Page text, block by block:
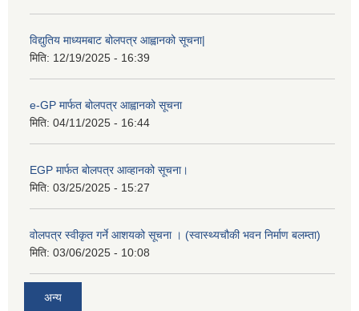
विद्युतिय माध्यमबाट बोलपत्र आह्वानको सूचना|
मिति: 12/19/2025 - 16:39
e-GP मार्फत बोलपत्र आह्वानको सूचना
मिति: 04/11/2025 - 16:44
EGP मार्फत बोलपत्र आव्हानको सूचना।
मिति: 03/25/2025 - 15:27
वोलपत्र स्वीकृत गर्ने आशयको सूचना । (स्वास्थ्यचौकी भवन निर्माण बलम्ता)
मिति: 03/06/2025 - 10:08
अन्य